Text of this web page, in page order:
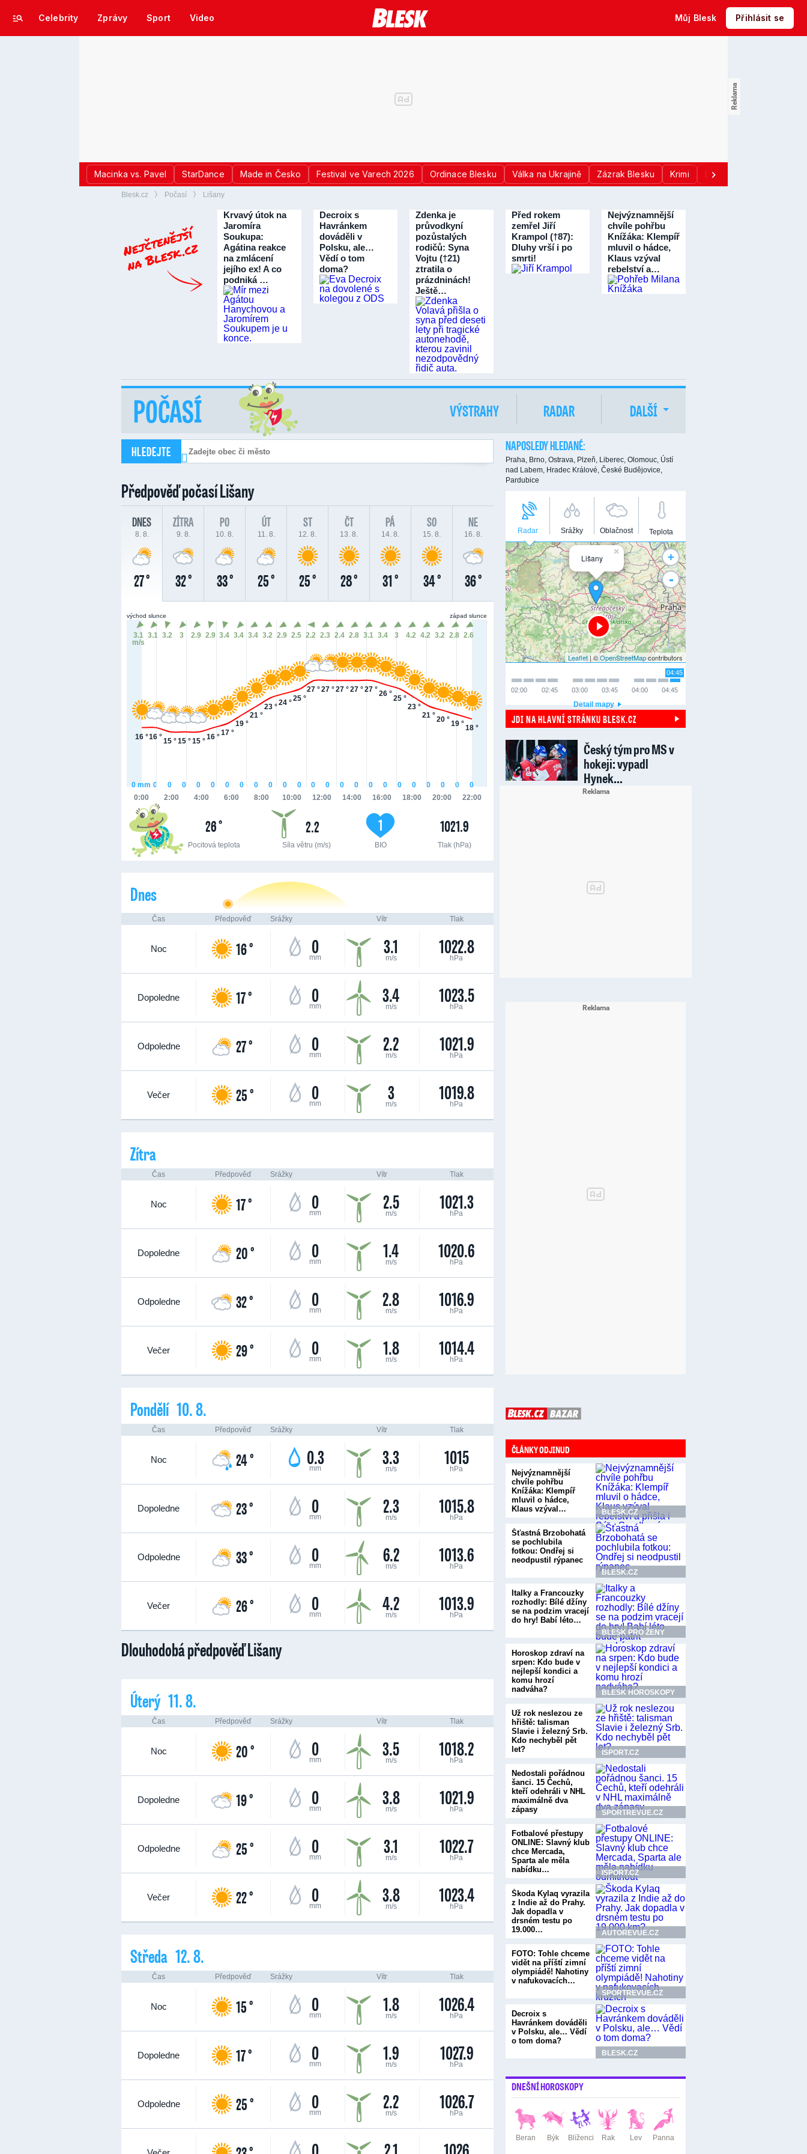
Celebrity Zprávy Sport Video Můj Blesk Přihlásit se
Macinka vs. Pavel StarDance Made in Česko Festival ve Varech 2026 Ordinace Blesku Válka na Ukrajině Zázrak Blesku Krimi Donald Trump
Blesk.cz Počasí Lišany
Krvavý útok na
Jaromíra
Soukupa:
Agátina reakce
na zmlácení
jejího ex! A co
podniká …
Decroix s
Havránkem
dováděli v
Polsku, ale…
Vědí o tom
doma?
Zdenka je
průvodkyní
pozůstalých
rodičů: Syna
Vojtu (†21)
ztratila o
prázdninách!
Ještě…
Před rokem
zemřel Jiří
Krampol (†87):
Dluhy vrší i po
smrti!
Nejvýznamnější
chvíle pohřbu
Knížáka: Klempíř
mluvil o hádce,
Klaus vzýval
rebelství a…
POČASÍ VÝSTRAHY RADAR DALŠÍ
HLEDEJTE
Předpověď počasíLišany
DNES
8. 8.
27 °
ZÍTRA
9. 8.
32 °
PO
10. 8.
33 °
ÚT
11. 8.
25 °
ST
12. 8.
25 °
ČT
13. 8.
28 °
PÁ
14. 8.
31 °
SO
15. 8.
34 °
NE
16. 8.
36 °
16 °16 °
15 °15 °15 °
16 °
17 °
19 °
21 °
23 °
24 °
25 °
27 °27 °27 °27 °27 °
26 °
25 °
23 °
21 °
20 °
19 °
18 °
0:00 2:00 4:00 6:00 8:00 10:00 12:00 14:00 16:00 18:00 20:00 22:00
východ slunce západ slunce
0 mm 0 0 0 0 0 0 0 0 0 0 0 0 0 0 0 0 0 0 0 0 0 0 0
3.1
m/s
3.1 3.2 3 2.9 2.9 3.4 3.4 3.4 3.2 2.9 2.5 2.2 2.3 2.4 2.8 3.1 3.4 3 4.2 4.2 3.2 2.8 2.6
26 °
Pocitová teplota
2.2
Síla větru (m/s)
1
BIO
1021.9
Tlak (hPa)
Dnes
Čas Předpověď Srážky Vítr Tlak
Noc 16 ° 0
mm 3.1
m/s 1022.8
hPa
Dopoledne 17 ° 0
mm 3.4
m/s 1023.5
hPa
Odpoledne 27 ° 0
mm 2.2
m/s 1021.9
hPa
Večer 25 ° 0
mm 3
m/s 1019.8
hPa
Zítra
Čas Předpověď Srážky Vítr Tlak
Noc 17 ° 0
mm 2.5
m/s 1021.3
hPa
Dopoledne 20 ° 0
mm 1.4
m/s 1020.6
hPa
Odpoledne 32 ° 0
mm 2.8
m/s 1016.9
hPa
Večer 29 ° 0
mm 1.8
m/s 1014.4
hPa
Pondělí 10. 8.
Čas Předpověď Srážky Vítr Tlak
Noc 24 ° 0.3
mm 3.3
m/s 1015
hPa
Dopoledne 23 ° 0
mm 2.3
m/s 1015.8
hPa
Odpoledne 33 ° 0
mm 6.2
m/s 1013.6
hPa
Večer 26 ° 0
mm 4.2
m/s 1013.9
hPa
Dlouhodobá předpověď Lišany
Úterý 11. 8.
Čas Předpověď Srážky Vítr Tlak
Noc 20 ° 0
mm 3.5
m/s 1018.2
hPa
Dopoledne 19 ° 0
mm 3.8
m/s 1021.9
hPa
Odpoledne 25 ° 0
mm 3.1
m/s 1022.7
hPa
Večer 22 ° 0
mm 3.8
m/s 1023.4
hPa
Středa 12. 8.
Čas Předpověď Srážky Vítr Tlak
Noc 15 ° 0
mm 1.8
m/s 1026.4
hPa
Dopoledne 17 ° 0
mm 1.9
m/s 1027.9
hPa
Odpoledne 25 ° 0
mm 2.2
m/s 1026.7
hPa
NAPOSLEDY HLEDANÉ:
Praha, Brno, Ostrava, Plzeň, Liberec, Olomouc, Ústí
nad Labem, Hradec Králové, České Budějovice,
Pardubice
Radar Srážky Oblačnost Teplota
×
Lišany +
-
Leaflet| ©OpenStreetMapcontributors
04:45
04:45
04:00
03:45
03:00
02:45
02:00
Detail mapy
JDI NA HLAVNÍ STRÁNKU BLESK.CZ
Český tým pro MS v
hokeji: vypadl
Hynek…
ČLÁNKY ODJINUD
Nejvýznamnější
chvíle pohřbu
Knížáka: Klempíř
mluvil o hádce,
Klaus vzýval…
BLESK.CZ
Šťastná Brzobohatá
se pochlubila
fotkou: Ondřej si
neodpustil rýpanec
BLESK.CZ
Italky a Francouzky
rozhodly: Bílé džíny
se na podzim vracejí
do hry! Babí léto…
BLESK PRO ŽENY
Horoskop zdraví na
srpen: Kdo bude v
nejlepší kondici a
komu hrozí
nadváha?
BLESK HOROSKOPY
Už rok neslezou ze
hřiště: talisman
Slavie i železný Srb.
Kdo nechyběl pět
let?
ISPORT.CZ
Nedostali pořádnou
šanci. 15 Čechů,
kteří odehráli v NHL
maximálně dva
zápasy
SPORTREVUE.CZ
Fotbalové přestupy
ONLINE: Slavný klub
chce Mercada,
Sparta ale měla
nabídku…
ISPORT.CZ
Škoda Kylaq vyrazila
z Indie až do Prahy.
Jak dopadla v
drsném testu po
19.000…
AUTOREVUE.CZ
FOTO: Tohle chceme
vidět na příští zimní
olympiádě! Nahotiny
v nafukovacích…
SPORTREVUE.CZ
Decroix s
Havránkem dováděli
v Polsku, ale… Vědí
o tom doma?
BLESK.CZ
DNEŠNÍ HOROSKOPY
Beran Býk Blíženci Rak Lev Panna